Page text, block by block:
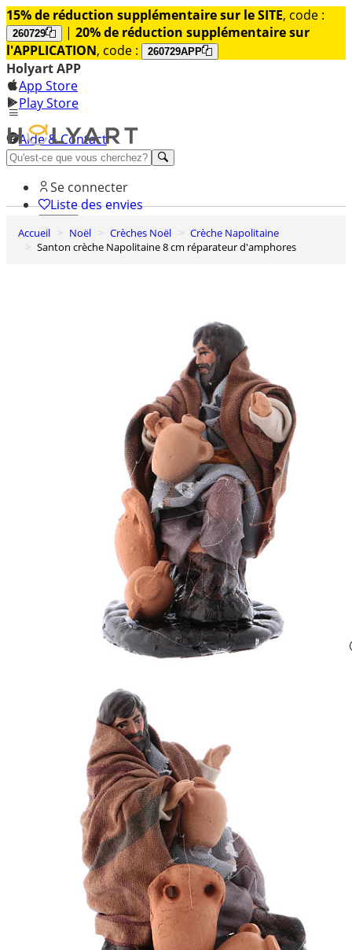
15% de réduction supplémentaire sur le SITE, code :
260729 | 20% de réduction supplémentaire sur
l'APPLICATION, code : 260729APP
Holyart APP
App Store
Play Store
Aide & Contact
Découvrez Premium
Se connecter
Liste des envies
0
Panier
Accueil Noël Crèches Noël
Crèche Napolitaine
Santon crèche Napolitaine 8 cm réparateur d'amphores